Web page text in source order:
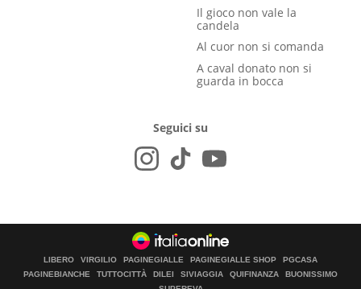
Il gioco non vale la
candela
Al cuor non si comanda
A caval donato non si
guarda in bocca
Seguici su
LIBERO VIRGILIO PAGINEGIALLE PAGINEGIALLE SHOP
PGCASA
PAGINEBIANCHE
TUTTOCITTÀ DILEI SIVIAGGIA QUIFINANZA
BUONISSIMO